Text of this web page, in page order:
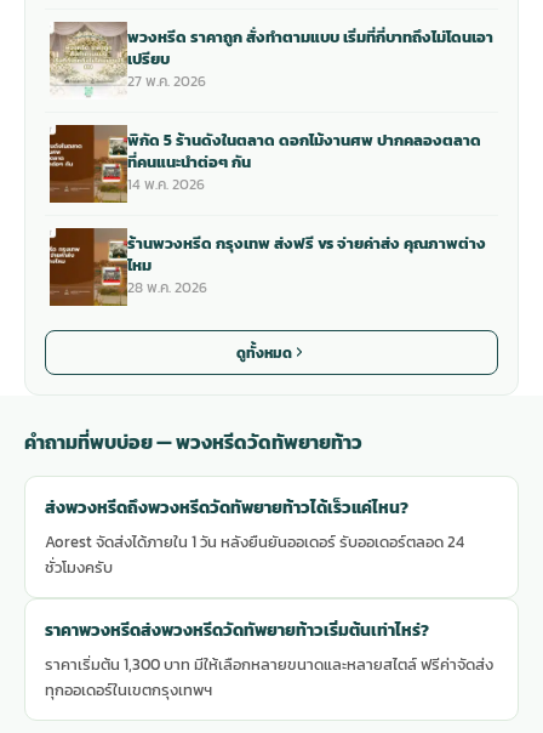
พวงหรีด ราคาถูก สั่งทำตามแบบ เริ่มที่กี่บาทถึงไม่โดนเอา
เปรียบ
27 พ.ค. 2026
พิกัด 5 ร้านดังในตลาด ดอกไม้งานศพ ปากคลองตลาด
ที่คนแนะนำต่อๆ กัน
14 พ.ค. 2026
ร้านพวงหรีด กรุงเทพ ส่งฟรี vs จ่ายค่าส่ง คุณภาพต่าง
ไหม
28 พ.ค. 2026
ดูทั้งหมด
คำถามที่พบบ่อย — พวงหรีดวัดทัพยายท้าว
ส่งพวงหรีดถึงพวงหรีดวัดทัพยายท้าวได้เร็วแค่ไหน?
Aorest จัดส่งได้ภายใน 1 วัน หลังยืนยันออเดอร์ รับออเดอร์ตลอด 24
ชั่วโมงครับ
ราคาพวงหรีดส่งพวงหรีดวัดทัพยายท้าวเริ่มต้นเท่าไหร่?
ราคาเริ่มต้น 1,300 บาท มีให้เลือกหลายขนาดและหลายสไตล์ ฟรีค่าจัดส่ง
ทุกออเดอร์ในเขตกรุงเทพฯ